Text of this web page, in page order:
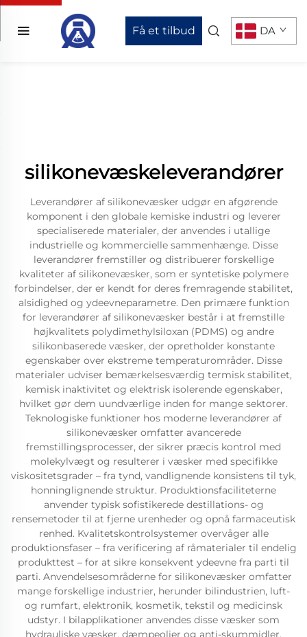
Få et tilbud DA
silikonevæskeleverandører
Leverandører af silikonevæsker udgør en afgørende
komponent i den globale kemiske industri og leverer
specialiserede materialer, der anvendes i utallige
industrielle og kommercielle sammenhænge. Disse
leverandører fremstiller og distribuerer forskellige
kvaliteter af silikonevæsker, som er syntetiske polymere
forbindelser, der er kendt for deres fremragende stabilitet,
alsidighed og ydeevneparametre. Den primære funktion
for leverandører af silikonevæsker består i at fremstille
højkvalitets polydimethylsiloxan (PDMS) og andre
silikonbaserede væsker, der opretholder konstante
egenskaber over ekstreme temperaturområder. Disse
materialer udviser bemærkelsesværdig termisk stabilitet,
kemisk inaktivitet og elektrisk isolerende egenskaber,
hvilket gør dem uundværlige inden for mange sektorer.
Teknologiske funktioner hos moderne leverandører af
silikonevæsker omfatter avancerede
fremstillingsprocesser, der sikrer præcis kontrol med
molekylvægt og resulterer i væsker med specifikke
viskositetsgrader – fra tynd, vandlignende konsistens til tyk,
honninglignende struktur. Produktionsfaciliteterne
anvender typisk sofistikerede destillations- og
rensemetoder til at fjerne urenheder og opnå farmaceutisk
renhed. Kvalitetskontrolsystemer overvåger alle
produktionsfaser – fra verificering af råmaterialer til endelig
produkttest – for at sikre konsekvent ydeevne fra parti til
parti. Anvendelsesområderne for silikonevæsker omfatter
mange forskellige industrier, herunder bilindustrien, luft-
og rumfart, elektronik, kosmetik, tekstil og medicinsk
udstyr. I bilapplikationer anvendes disse væsker som
hydrauliske væsker, dæmpeolier og anti-skummidler.